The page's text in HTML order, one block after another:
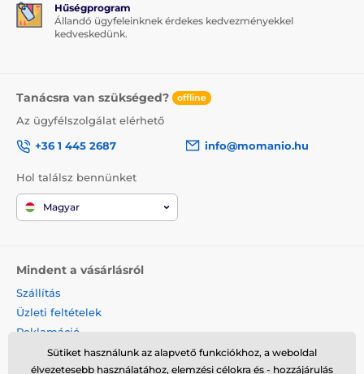
Hűségprogram
Állandó ügyfeleinknek érdekes kedvezményekkel
kedveskedünk.
Tanácsra van szükséged? offline
Az ügyfélszolgálat elérhető
+36 1 445 2687
info@momanio.hu
Hol találsz bennünket
Magyar
Mindent a vásárlásról
Szállítás
Üzleti feltételek
Reklamáció
Termék visszaküldése
Termék cseréje
Sütiket használunk az alapvető funkciókhoz, a weboldal
élvezetesebb használatához, elemzési célokra és - hozzájárulás